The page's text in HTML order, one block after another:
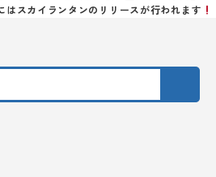
はスカイランタンのリリースが行われます